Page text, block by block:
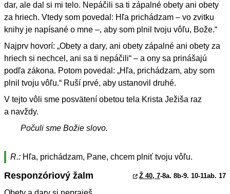
dar, ale dal si mi telo. Nepáčili sa ti zápalné obety ani obety
za hriech. Vtedy som povedal: Hľa prichádzam – vo zvitku
knihy je napísané o mne –, aby som plnil tvoju vôľu, Bože.“
Najprv hovorí: „Obety a dary, ani obety zápalné ani obety za
hriech si nechcel, ani sa ti nepáčili“ – a ony sa prinášajú
podľa zákona. Potom povedal: „Hľa, prichádzam, aby som
plnil tvoju vôľu.“ Ruší prvé, aby ustanovil druhé.
V tejto vôli sme posvätení obetou tela Krista Ježiša raz
a navždy.
Počuli sme Božie slovo.
R.: Hľa, prichádzam, Pane, chcem plniť tvoju vôľu.
Responzóriový žalm Ž 40, 7-8a. 8b-9. 10-11ab. 17